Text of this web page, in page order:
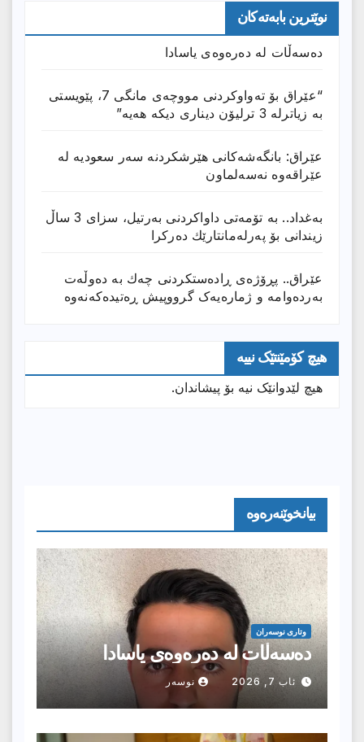
نوێترین بابەتەکان
دەسەڵات لە دەرەوەی یاسادا
“عێراق بۆ تەواوکردنی مووچەی مانگى 7، پێویستی
بە زیاترلە 3 ترلیۆن دیناری دیکە هەیە”
عێراق: بانگەشەكانی هێرشكردنە سەر سعودیە لە
عێراقەوە نەسەلماون
بەغداد.. بە تۆمەتی داواكردنی بەرتیل، سزای 3 ساڵ
زیندانی بۆ پەرلەمانتارێك دەركرا
عێراق.. پڕۆژەی ڕادەستكردنی چەك بە دەوڵەت
بەردەوامە و ژمارەیەک گرووپیش ڕەتیدەکەنەوە
هیچ کۆمێنتێک نییە
هیچ لێدوانێک نیە بۆ پیشاندان.
بیانخوێنەرەوە
وتارى نوسەران
دەسەڵات لە دەرەوەی یاسادا
ئاب 7, 2026 نوسەر